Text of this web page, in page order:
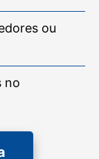
ou
no